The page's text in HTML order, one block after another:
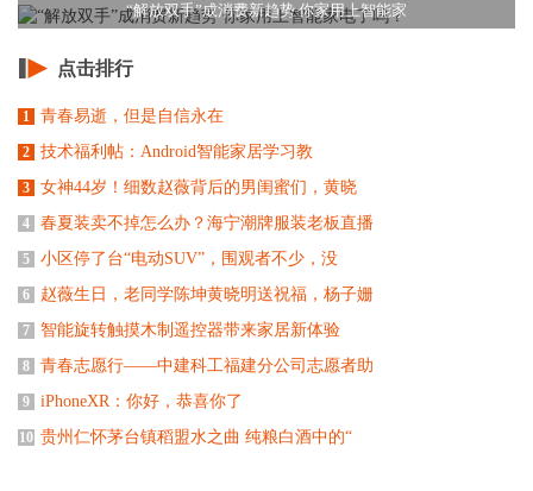
“解放双手”成消费新趋势 你家用上智能家
点击排行
1 青春易逝，但是自信永在
2 技术福利帖：Android智能家居学习教
3 女神44岁！细数赵薇背后的男闺蜜们，黄晓
4 春夏装卖不掉怎么办？海宁潮牌服装老板直播
5 小区停了台“电动SUV”，围观者不少，没
6 赵薇生日，老同学陈坤黄晓明送祝福，杨子姗
7 智能旋转触摸木制遥控器带来家居新体验
8 青春志愿行——中建科工福建分公司志愿者助
9 iPhoneXR：你好，恭喜你了
10 贵州仁怀茅台镇稻盟水之曲 纯粮白酒中的“